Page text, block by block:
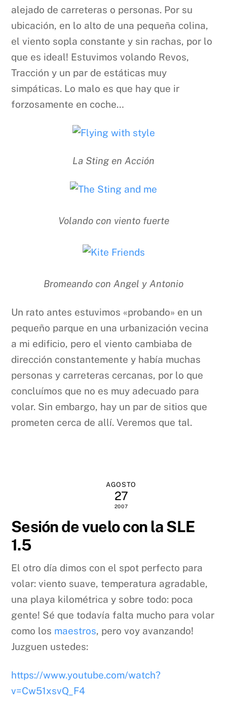
alejado de carreteras o personas. Por su
ubicación, en lo alto de una pequeña colina,
el viento sopla constante y sin rachas, por lo
que es ideal! Estuvimos volando Revos,
Tracción y un par de estáticas muy
simpáticas. Lo malo es que hay que ir
forzosamente en coche…
La Sting en Acción
Volando con viento fuerte
Bromeando con Angel y Antonio
Un rato antes estuvimos «probando» en un
pequeño parque en una urbanización vecina
a mi edificio, pero el viento cambiaba de
dirección constantemente y había muchas
personas y carreteras cercanas, por lo que
concluímos que no es muy adecuado para
volar. Sin embargo, hay un par de sitios que
prometen cerca de allí. Veremos que tal.
AGOSTO
27
2007
Sesión de vuelo con la SLE
1.5
El otro día dimos con el spot perfecto para
volar: viento suave, temperatura agradable,
una playa kilométrica y sobre todo: poca
gente! Sé que todavía falta mucho para volar
como los maestros, pero voy avanzando!
Juzguen ustedes:
https://www.youtube.com/watch?
v=Cw51xsvQ_F4